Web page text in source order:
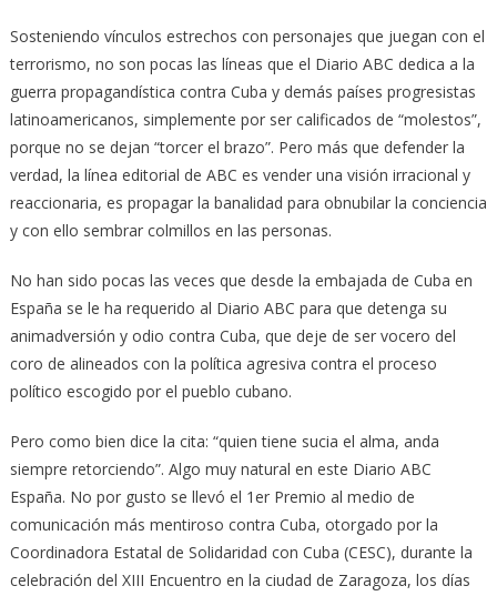
Sosteniendo vínculos estrechos con personajes que juegan con el
terrorismo, no son pocas las líneas que el Diario ABC dedica a la
guerra propagandística contra Cuba y demás países progresistas
latinoamericanos, simplemente por ser calificados de “molestos”,
porque no se dejan “torcer el brazo”. Pero más que defender la
verdad, la línea editorial de ABC es vender una visión irracional y
reaccionaria, es propagar la banalidad para obnubilar la conciencia
y con ello sembrar colmillos en las personas.
No han sido pocas las veces que desde la embajada de Cuba en
España se le ha requerido al Diario ABC para que detenga su
animadversión y odio contra Cuba, que deje de ser vocero del
coro de alineados con la política agresiva contra el proceso
político escogido por el pueblo cubano.
Pero como bien dice la cita: “quien tiene sucia el alma, anda
siempre retorciendo”. Algo muy natural en este Diario ABC
España. No por gusto se llevó el 1er Premio al medio de
comunicación más mentiroso contra Cuba, otorgado por la
Coordinadora Estatal de Solidaridad con Cuba (CESC), durante la
celebración del XIII Encuentro en la ciudad de Zaragoza, los días